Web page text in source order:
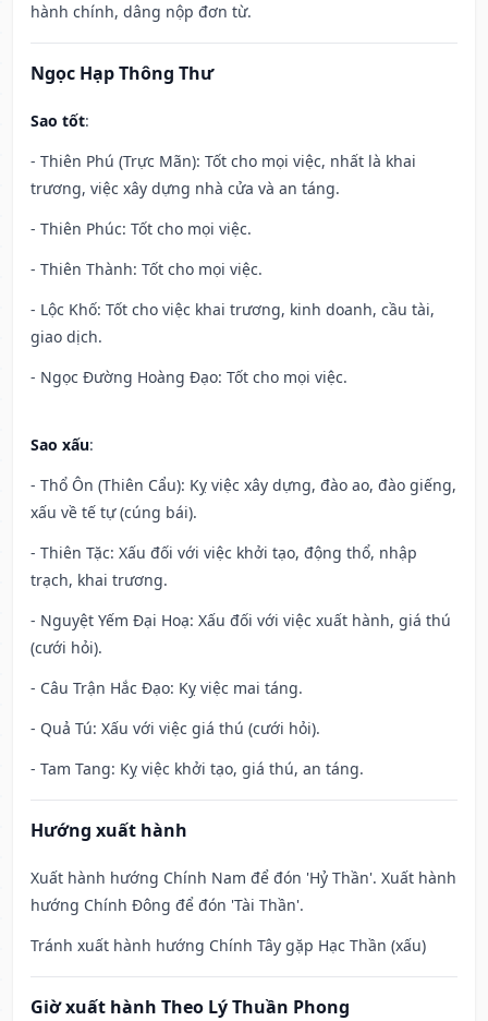
hành chính, dâng nộp đơn từ.
Ngọc Hạp Thông Thư
Sao tốt:
- Thiên Phú (Trực Mãn): Tốt cho mọi việc, nhất là khai
trương, việc xây dựng nhà cửa và an táng.
- Thiên Phúc: Tốt cho mọi việc.
- Thiên Thành: Tốt cho mọi việc.
- Lộc Khố: Tốt cho việc khai trương, kinh doanh, cầu tài,
giao dịch.
- Ngọc Đường Hoàng Đạo: Tốt cho mọi việc.
Sao xấu:
- Thổ Ôn (Thiên Cẩu): Kỵ việc xây dựng, đào ao, đào giếng,
xấu về tế tự (cúng bái).
- Thiên Tặc: Xấu đối với việc khởi tạo, động thổ, nhập
trạch, khai trương.
- Nguyệt Yếm Đại Hoạ: Xấu đối với việc xuất hành, giá thú
(cưới hỏi).
- Câu Trận Hắc Đạo: Kỵ việc mai táng.
- Quả Tú: Xấu với việc giá thú (cưới hỏi).
- Tam Tang: Kỵ việc khởi tạo, giá thú, an táng.
Hướng xuất hành
Xuất hành hướng Chính Nam để đón 'Hỷ Thần'. Xuất hành
hướng Chính Đông để đón 'Tài Thần'.
Tránh xuất hành hướng Chính Tây gặp Hạc Thần (xấu)
Giờ xuất hành Theo Lý Thuần Phong